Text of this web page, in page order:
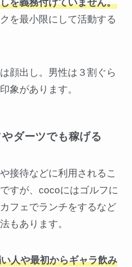
を義務付けていません。
を最小限にして活動する
顔出し。男性は３割ぐら
象があります。
ダーツでも稼げる
接待などに利用されるこ
すが、cocoにはゴルフに
フェでランチをするなど
もあります。
人や最初からギャラ飲み